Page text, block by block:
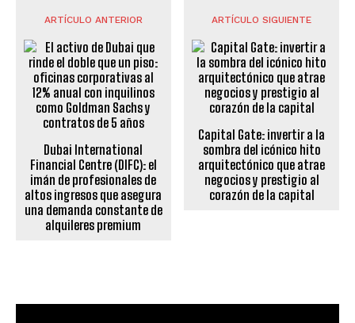
ARTÍCULO ANTERIOR
Dubai International
Financial Centre (DIFC): el
imán de profesionales de
altos ingresos que asegura
una demanda constante de
alquileres premium
ARTÍCULO SIGUIENTE
Capital Gate: invertir a la
sombra del icónico hito
arquitectónico que atrae
negocios y prestigio al
corazón de la capital